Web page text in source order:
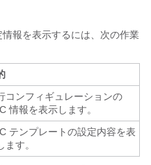
報を表示するには、次の作業
コンフィギュレーションの
情報を表示します。
テンプレートの設定内容を表
ます。